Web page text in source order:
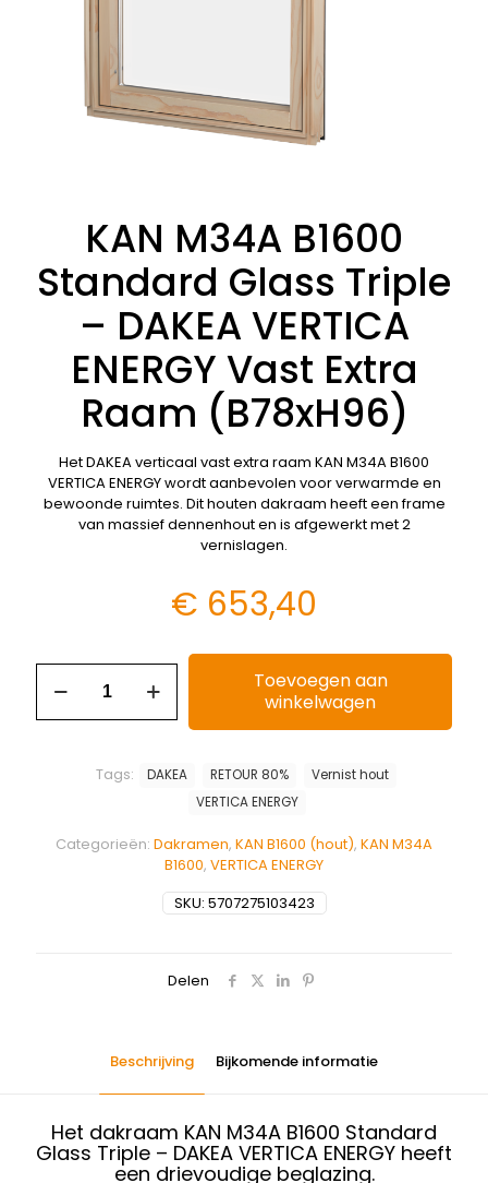
KAN M34A B1600
Standard Glass Triple
– DAKEA VERTICA
ENERGY Vast Extra
Raam (B78xH96)
Het DAKEA verticaal vast extra raam KAN M34A B1600
VERTICA ENERGY wordt aanbevolen voor verwarmde en
bewoonde ruimtes. Dit houten dakraam heeft een frame
van massief dennenhout en is afgewerkt met 2
vernislagen.
€ 653,40
Toevoegen aan
winkelwagen
SKU: 5707275103423
Categorieën: Dakramen, KAN B1600 (hout), KAN M34A
B1600, VERTICA ENERGY
Tags: DAKEA RETOUR 80%
Vernist hout
VERTICA ENERGY
Delen
Beschrijving Bijkomende informatie
Het dakraam KAN M34A B1600 Standard
Glass Triple – DAKEA VERTICA ENERGY heeft
een drievoudige beglazing.